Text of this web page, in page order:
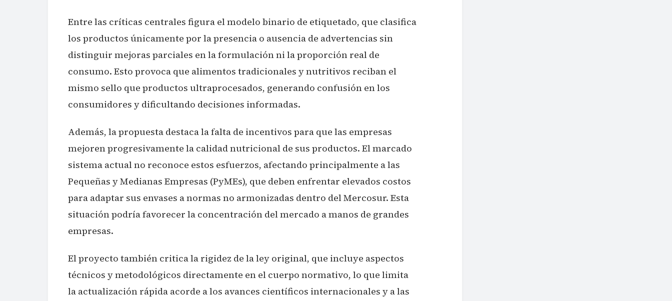
Entre las críticas centrales figura el modelo binario de etiquetado, que clasifica
los productos únicamente por la presencia o ausencia de advertencias sin
distinguir mejoras parciales en la formulación ni la proporción real de
consumo. Esto provoca que alimentos tradicionales y nutritivos reciban el
mismo sello que productos ultraprocesados, generando confusión en los
consumidores y dificultando decisiones informadas.
Además, la propuesta destaca la falta de incentivos para que las empresas
mejoren progresivamente la calidad nutricional de sus productos. El marcado
sistema actual no reconoce estos esfuerzos, afectando principalmente a las
Pequeñas y Medianas Empresas (PyMEs), que deben enfrentar elevados costos
para adaptar sus envases a normas no armonizadas dentro del Mercosur. Esta
situación podría favorecer la concentración del mercado a manos de grandes
empresas.
El proyecto también critica la rigidez de la ley original, que incluye aspectos
técnicos y metodológicos directamente en el cuerpo normativo, lo que limita
la actualización rápida acorde a los avances científicos internacionales y a las